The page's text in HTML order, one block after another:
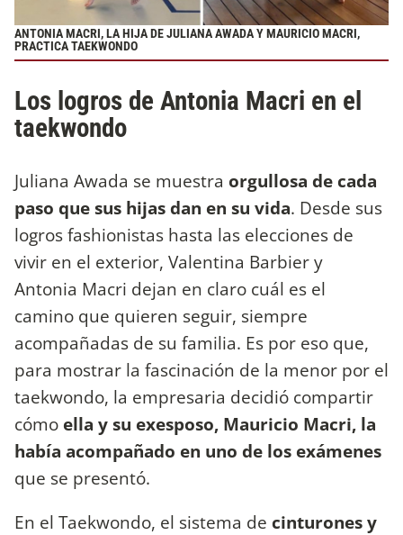
ANTONIA MACRI, LA HIJA DE JULIANA AWADA Y MAURICIO MACRI,
PRACTICA TAEKWONDO
Los logros de Antonia Macri en el
taekwondo
Juliana Awada se muestra orgullosa de cada
paso que sus hijas dan en su vida. Desde sus
logros fashionistas hasta las elecciones de
vivir en el exterior, Valentina Barbier y
Antonia Macri dejan en claro cuál es el
camino que quieren seguir, siempre
acompañadas de su familia. Es por eso que,
para mostrar la fascinación de la menor por el
taekwondo, la empresaria decidió compartir
cómo ella y su exesposo, Mauricio Macri, la
había acompañado en uno de los exámenes
que se presentó.
En el Taekwondo, el sistema de cinturones y